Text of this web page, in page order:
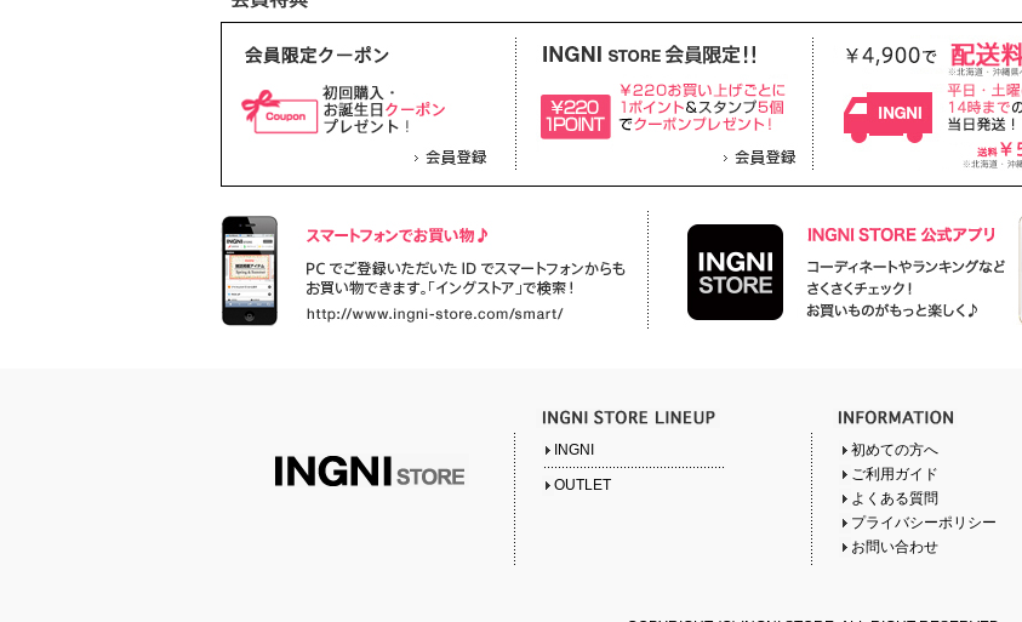
INGNI
OUTLET
初めての方へ
ご利用ガイド
よくある質問
プライバシーポリシー
お問い合わせ